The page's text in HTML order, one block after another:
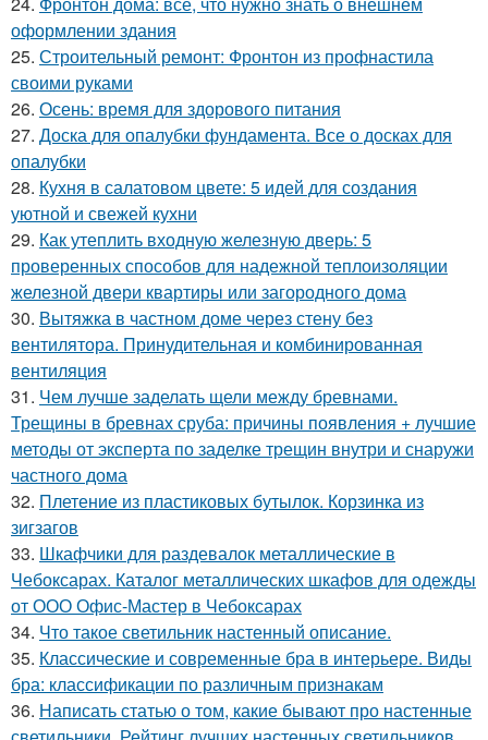
оформлении здания
25. Строительный ремонт: Фронтон из профнастила
своими руками
26. Осень: время для здорового питания
27. Доска для опалубки фундамента. Все о досках для
опалубки
28. Кухня в салатовом цвете: 5 идей для создания
уютной и свежей кухни
29. Как утеплить входную железную дверь: 5
проверенных способов для надежной теплоизоляции
железной двери квартиры или загородного дома
30. Вытяжка в частном доме через стену без
вентилятора. Принудительная и комбинированная
вентиляция
31. Чем лучше заделать щели между бревнами.
Трещины в бревнах сруба: причины появления + лучшие
методы от эксперта по заделке трещин внутри и снаружи
частного дома
32. Плетение из пластиковых бутылок. Корзинка из
зигзагов
33. Шкафчики для раздевалок металлические в
Чебоксарах. Каталог металлических шкафов для одежды
от ООО Офис-Мастер в Чебоксарах
34. Что такое светильник настенный описание.
35. Классические и современные бра в интерьере. Виды
бра: классификации по различным признакам
36. Написать статью о том, какие бывают про настенные